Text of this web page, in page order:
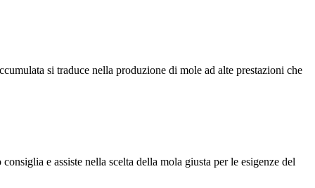
si traduce nella produzione di mole ad alte prestazioni che
e assiste nella scelta della mola giusta per le esigenze del